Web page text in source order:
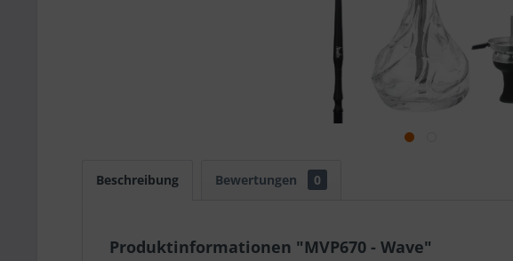
Beschreibung Bewertungen 0
Produktinformationen "MVP670 - Wave"